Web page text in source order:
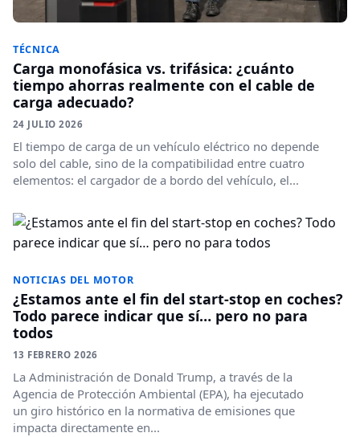
TÉCNICA
Carga monofásica vs. trifásica: ¿cuánto
tiempo ahorras realmente con el cable de
carga adecuado?
24 JULIO 2026
El tiempo de carga de un vehículo eléctrico no depende
solo del cable, sino de la compatibilidad entre cuatro
elementos: el cargador de a bordo del vehículo, el...
NOTICIAS DEL MOTOR
¿Estamos ante el fin del start-stop en coches?
Todo parece indicar que sí… pero no para
todos
13 FEBRERO 2026
La Administración de Donald Trump, a través de la
Agencia de Protección Ambiental (EPA), ha ejecutado
un giro histórico en la normativa de emisiones que
impacta directamente en...